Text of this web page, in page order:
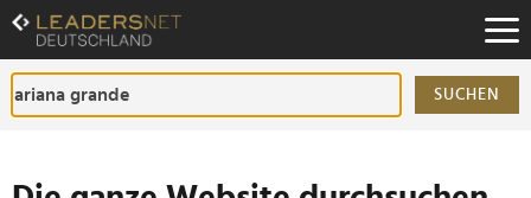
Zum
Inhalt
Zur
Fußzeilen-
Navigation
SUCHEN